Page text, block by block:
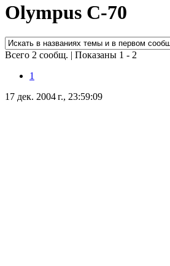
Olympus C-70
Всего 2 сообщ. | Показаны 1 - 2
1
17 дек. 2004 г., 23:59:09